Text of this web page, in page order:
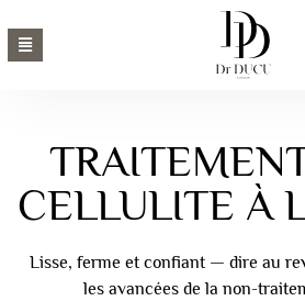
CELLULITE À
Lisse, ferme et confiant — dire au
les avancées de la non-